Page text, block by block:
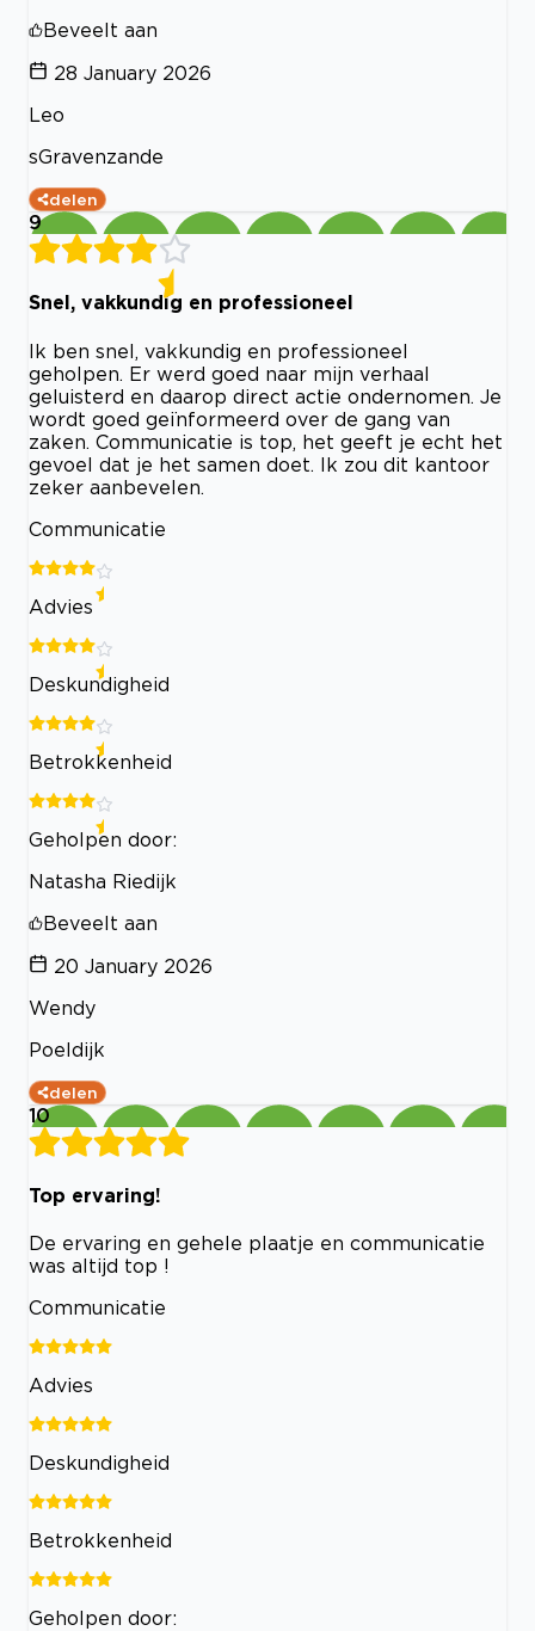
Beveelt aan
28 January 2026
Leo
sGravenzande
delen
9
Snel, vakkundig en professioneel
Ik ben snel, vakkundig en professioneel
geholpen. Er werd goed naar mijn verhaal
geluisterd en daarop direct actie ondernomen. Je
wordt goed geïnformeerd over de gang van
zaken. Communicatie is top, het geeft je echt het
gevoel dat je het samen doet. Ik zou dit kantoor
zeker aanbevelen.
Communicatie
Advies
Deskundigheid
Betrokkenheid
Geholpen door:
Natasha Riedijk
Beveelt aan
20 January 2026
Wendy
Poeldijk
delen
10
Top ervaring!
De ervaring en gehele plaatje en communicatie
was altijd top !
Communicatie
Advies
Deskundigheid
Betrokkenheid
Geholpen door: